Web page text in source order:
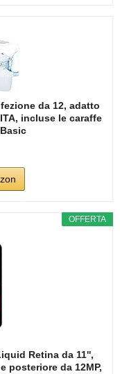
da 12, adatto
incluse le caraffe
OFFERTA
Retina da 11'',
posteriore da 12MP,